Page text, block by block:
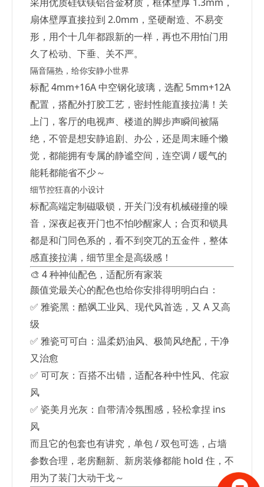
扇体壁厚直接拉到 2.0mm，坚硬耐造、不易变
形，用个十几年都跟新的一样，再也不用怕门用
久了松动、下垂、关不严。
隔音隔热，给你安静小世界
标配 4mm+16A 中空钢化玻璃，选配 5mm+12A
配置，搭配外打胶工艺，密封性能直接拉满！关
上门，客厅的电视声、楼道的脚步声瞬间被隔
绝，不管是想安静追剧、办公，还是周末睡个懒
觉，都能拥有专属的静谧空间，连空调 / 暖气的
能耗都能省不少～
细节控狂喜的小设计
标配高端定制磁吸锁，开关门没有机械碰撞的噪
音，深夜起夜开门也不怕吵醒家人；合页和锁具
都是和门同色系的，看不到突兀的五金件，整体
感直接拉满，细节里全是高级感！
🎨 4 种神仙配色，适配所有家装
颜值党最关心的配色也给你安排得明明白白：
✅ 雅瓷黑：酷飒工业风、现代风首选，又 A 又高
级
✅ 雅瓷可可白：温柔奶油风、极简风绝配，干净
又治愈
✅ 可可灰：百搭不出错，适配各种中性风、侘寂
风
✅ 瓷美月光灰：自带清冷氛围感，轻松拿捏 ins
风
而且它的包套也有讲究，单包 / 双包可选，占墙
参数合理，老房翻新、新房装修都能 hold 住，不
用为了装门大动干戈～